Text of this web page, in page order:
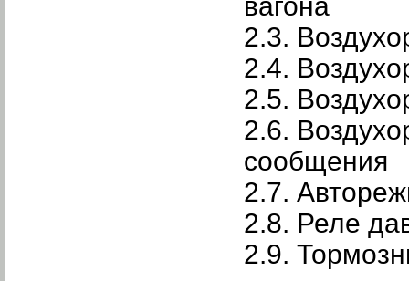
вагона
2.3.
2.4.
2.5.
2.6.
сообщения
2.7.
2.8. Реле
2.9.